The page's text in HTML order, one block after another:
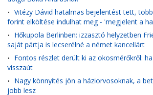
• Vitézy Dávid hatalmas bejelentést tett,
forint elköltése indulhat meg - 'megjelent a
• Hőkupola Berlinben: izzasztó helyzetben
saját pártja is lecserélné a német kancellárt
• Fontos részlet derült ki az okosmérőkről:
visszaút
• Nagy könnyítés jön a háziorvosoknak, a
jobb lesz